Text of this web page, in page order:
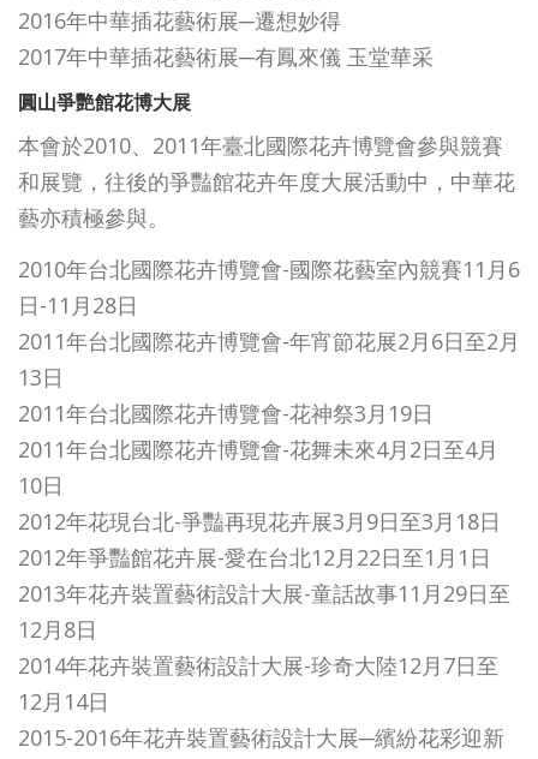
2016年中華插花藝術展─遷想妙得
2017年中華插花藝術展─有鳳來儀 玉堂華采
圓山爭艷館花博大展
本會於2010、2011年臺北國際花卉博覽會參與競賽
和展覽，往後的爭豔館花卉年度大展活動中，中華花
藝亦積極參與。
2010年台北國際花卉博覽會-國際花藝室內競賽11月6
日-11月28日
2011年台北國際花卉博覽會-年宵節花展2月6日至2月
13日
2011年台北國際花卉博覽會-花神祭3月19日
2011年台北國際花卉博覽會-花舞未來4月2日至4月
10日
2012年花現台北-爭豔再現花卉展3月9日至3月18日
2012年爭豔館花卉展-愛在台北12月22日至1月1日
2013年花卉裝置藝術設計大展-童話故事11月29日至
12月8日
2014年花卉裝置藝術設計大展-珍奇大陸12月7日至
12月14日
2015-2016年花卉裝置藝術設計大展─繽紛花彩迎新